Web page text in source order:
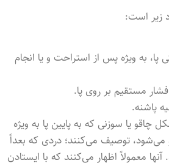
زیر است:
پا، به ویژه پس از استراحت و یا انجام
مستقیم بر روی پا.
پاشنه.
چاقو یا سوزنی که به پایین پا به ویژه
می‌شود، توصیف می‌کنند؛ دردی که بعداً
معمولاً اظهار می‌کنند که با ایستادن